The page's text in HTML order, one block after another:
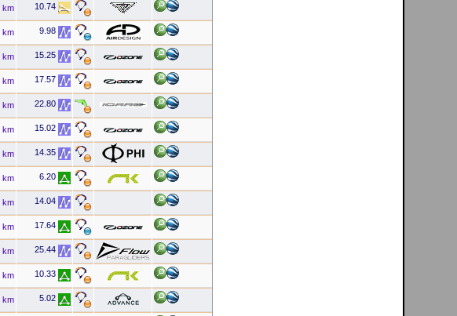
km 10.74
km 9.98
km 15.25
km 17.57
km 22.80
km 15.02
km 14.35
km 6.20
km 14.04
km 17.64
km 25.44
km 10.33
km 5.02